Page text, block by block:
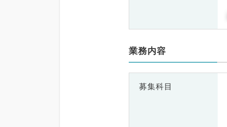
業務内容
募集科目